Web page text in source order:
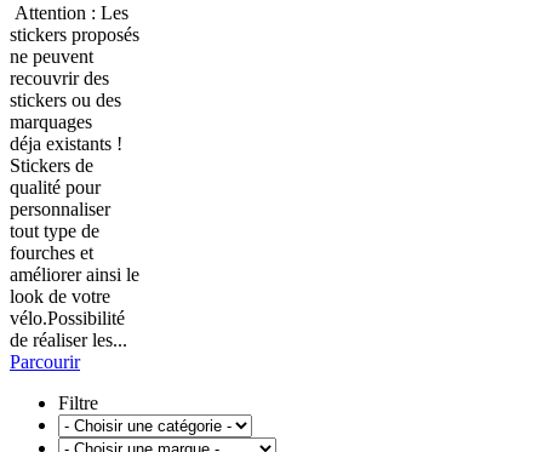
Attention : Les
stickers proposés
ne peuvent
recouvrir des
stickers ou des
marquages
déja existants !
Stickers de
qualité pour
personnaliser
tout type de
fourches et
améliorer ainsi le
look de votre
vélo.Possibilité
de réaliser les...
Parcourir
Filtre